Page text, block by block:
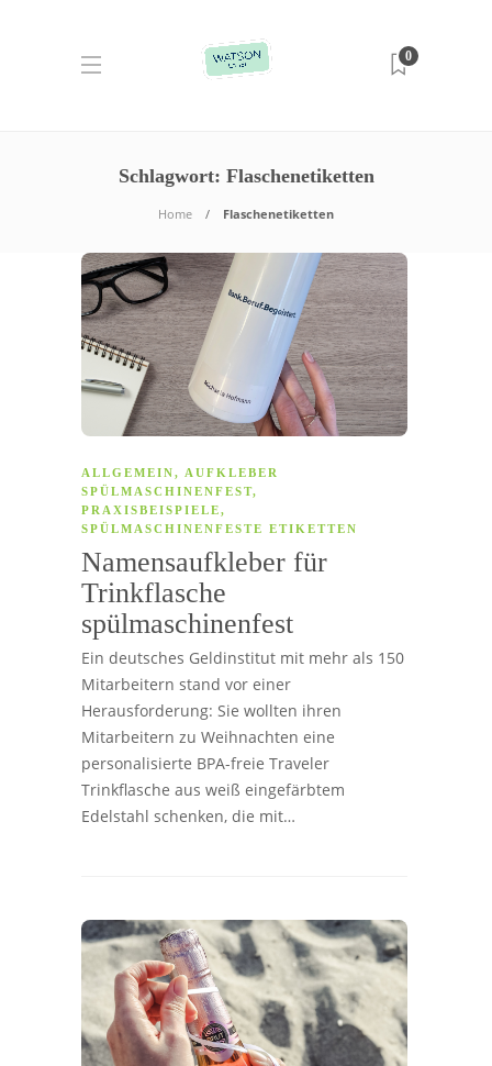
0
Schlagwort: Flaschenetiketten
Home Flaschenetiketten
ALLGEMEIN, AUFKLEBER
SPÜLMASCHINENFEST,
PRAXISBEISPIELE,
SPÜLMASCHINENFESTE ETIKETTEN
Namensaufkleber für
Trinkflasche
spülmaschinenfest
Ein deutsches Geldinstitut mit mehr als 150
Mitarbeitern stand vor einer
Herausforderung: Sie wollten ihren
Mitarbeitern zu Weihnachten eine
personalisierte BPA-freie Traveler
Trinkflasche aus weiß eingefärbtem
Edelstahl schenken, die mit…